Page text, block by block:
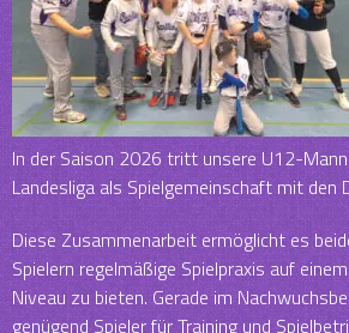
In der Saison 2026 tritt unsere U12-
Landesliga als Spielgemeinschaft mit den
Diese Zusammenarbeit ermöglicht es
Spielern regelmäßige Spielpraxis auf
Niveau zu bieten. Gerade im
genügend Spieler für Training und